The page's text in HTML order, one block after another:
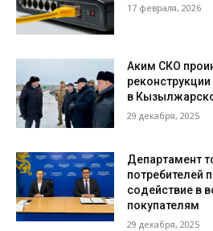
17 февраля, 2026
Аким СКО
в
29 декабря, 2025
Департамент
потребителей
содействие в
покупателям
29 декабря, 2025